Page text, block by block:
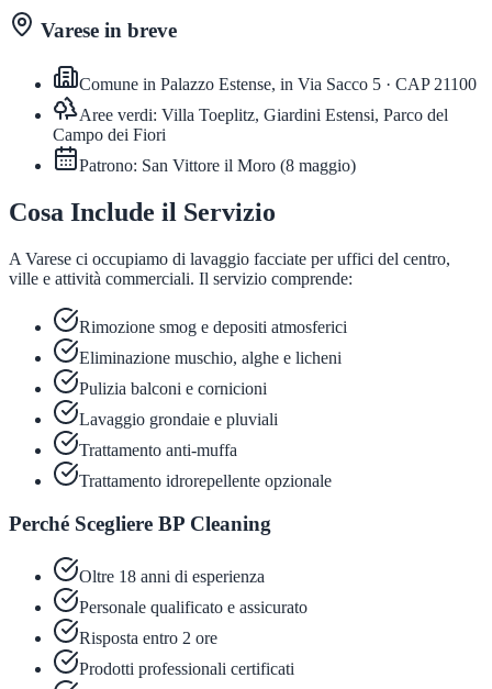
Varese in breve
Comune in Palazzo Estense, in Via Sacco 5 · CAP 21100
Aree verdi: Villa Toeplitz, Giardini Estensi, Parco del
Campo dei Fiori
Patrono: San Vittore il Moro (8 maggio)
Cosa Include il Servizio
A Varese ci occupiamo di lavaggio facciate per uffici del centro,
ville e attività commerciali. Il servizio comprende:
Rimozione smog e depositi atmosferici
Eliminazione muschio, alghe e licheni
Pulizia balconi e cornicioni
Lavaggio grondaie e pluviali
Trattamento anti-muffa
Trattamento idrorepellente opzionale
Perché Scegliere BP Cleaning
Oltre 18 anni di esperienza
Personale qualificato e assicurato
Risposta entro 2 ore
Prodotti professionali certificati